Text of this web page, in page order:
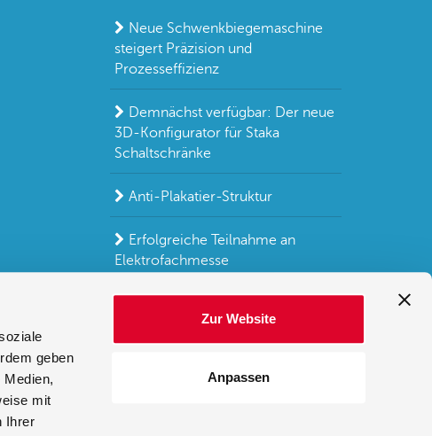
geben
mit
Ihrer
Zur Website
Anpassen
Neue Schwenkbiegemaschine
steigert Präzision und
Prozesseffizienz
Demnächst verfügbar: Der neue
3D-Konfigurator für Staka
Schaltschränke
Anti-Plakatier-Struktur
Erfolgreiche Teilnahme an
Elektrofachmesse
Weitere Blogs